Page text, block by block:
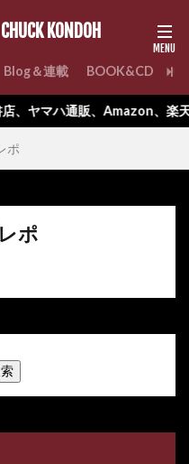
KONDOH
Blog＆連載 BOOK&CD
マハ通販、Amazon、楽天で
ポ
ポ